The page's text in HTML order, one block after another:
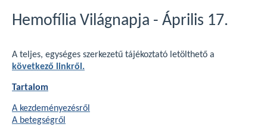
Hemofília Világnapja - Április 17.
A teljes, egységes szerkezetű tájékoztató letölthető a
következő linkről.
Tartalom
A kezdeményezésről
A betegségről